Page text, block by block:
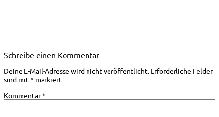
Schreibe einen Kommentar
Deine E-Mail-Adresse wird nicht veröffentlicht. Erforderliche Felder
sind mit* markiert
Kommentar*